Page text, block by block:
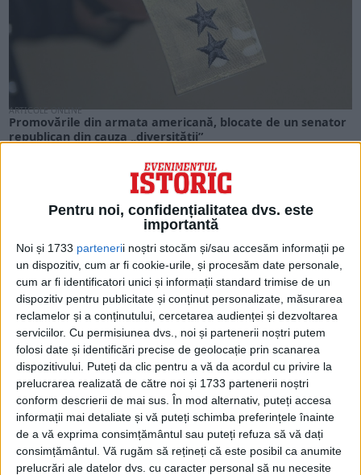
Pentru noi, confidențialitatea dvs. este
importantă
Noi și 1733 partenerii noștri stocăm și/sau accesăm informații pe
un dispozitiv, cum ar fi cookie-urile, și procesăm date personale,
cum ar fi identificatori unici și informații standard trimise de un
dispozitiv pentru publicitate și conținut personalizate, măsurarea
reclamelor și a conținutului, cercetarea audienței și dezvoltarea
serviciilor. Cu permisiunea dvs., noi și partenerii noștri putem
folosi date și identificări precise de geolocație prin scanarea
dispozitivului. Puteți da clic pentru a vă da acordul cu privire la
prelucrarea realizată de către noi și 1733 partenerii noștri
conform descrierii de mai sus. În mod alternativ, puteți accesa
informații mai detaliate și vă puteți schimba preferințele înainte
de a vă exprima consimțământul sau puteți refuza să vă dați
consimțământul. Vă rugăm să rețineți că este posibil ca anumite
prelucrări ale datelor dvs. cu caracter personal să nu necesite
ARTICOLE ONLINE
Promovările din armata americană, blocate de un senator
republican din cauza „diversității”
Tuberville a ridicat blocajul asupra a peste...
ARTICOLE ONLINE
Un general australian crede că Ucraina are nevoie de
propriul „Proiect Manhattan” pentru a câștiga războiul
Dacă Ucraina vrea să depășească problemele sale legate de
câmpurile de mine, trebuie să înceapă să...